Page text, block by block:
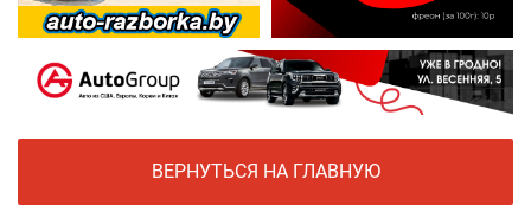
ВЕРНУТЬСЯ НА ГЛАВНУЮ